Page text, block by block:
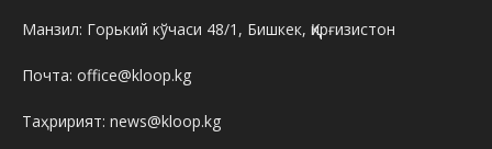
Манзил: Горький кўчаси 48/1, Бишкек, Қирғизистон
Почта: office@kloop.kg
Таҳририят: news@kloop.kg